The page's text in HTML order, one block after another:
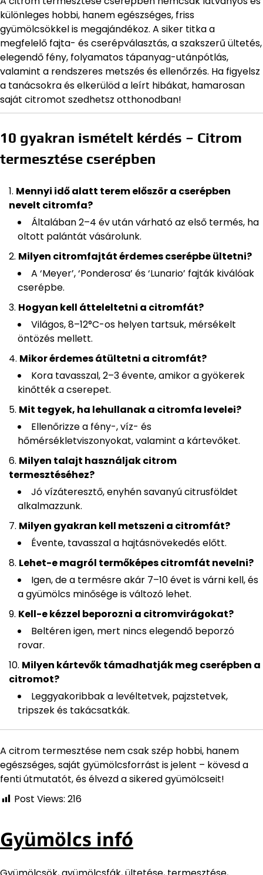
különleges hobbi, hanem egészséges, friss
gyümölcsökkel is megajándékoz. A siker titka a
megfelelő fajta- és cserépválasztás, a szakszerű ültetés,
elegendő fény, folyamatos tápanyag-utánpótlás,
valamint a rendszeres metszés és ellenőrzés. Ha figyelsz
a tanácsokra és elkerülöd a leírt hibákat, hamarosan
saját citromot szedhetsz otthonodban!
10 gyakran ismételt kérdés – Citrom
termesztése cserépben
Mennyi idő alatt terem először a cserépben
nevelt citromfa?
Általában 2–4 év után várható az első termés, ha
oltott palántát vásárolunk.
Milyen citromfajtát érdemes cserépbe ültetni?
A ‘Meyer’, ‘Ponderosa’ és ‘Lunario’ fajták kiválóak
cserépbe.
Hogyan kell átteleltetni a citromfát?
Világos, 8–12°C-os helyen tartsuk, mérsékelt
öntözés mellett.
Mikor érdemes átültetni a citromfát?
Kora tavasszal, 2–3 évente, amikor a gyökerek
kinőtték a cserepet.
Mit tegyek, ha lehullanak a citromfa levelei?
Ellenőrizze a fény-, víz- és
hőmérsékletviszonyokat, valamint a kártevőket.
Milyen talajt használjak citrom
termesztéséhez?
Jó vízáteresztő, enyhén savanyú citrusföldet
alkalmazzunk.
Milyen gyakran kell metszeni a citromfát?
Évente, tavasszal a hajtásnövekedés előtt.
Lehet-e magról termőképes citromfát nevelni?
Igen, de a termésre akár 7–10 évet is várni kell, és
a gyümölcs minősége is változó lehet.
Kell-e kézzel beporozni a citromvirágokat?
Beltéren igen, mert nincs elegendő beporzó
rovar.
Milyen kártevők támadhatják meg cserépben a
citromot?
Leggyakoribbak a levéltetvek, pajzstetvek,
tripszek és takácsatkák.
A citrom termesztése nem csak szép hobbi, hanem
egészséges, saját gyümölcsforrást is jelent – kövesd a
fenti útmutatót, és élvezd a sikered gyümölcseit!
Post Views: 216
Gyümölcs infó